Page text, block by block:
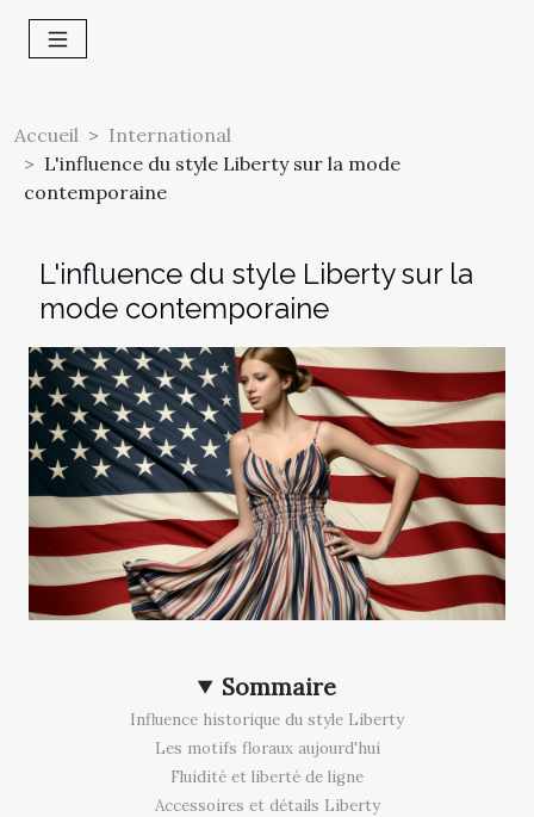
Accueil
International
L'influence du style Liberty sur la mode
contemporaine
L'influence du style Liberty sur la
mode contemporaine
Sommaire
Influence historique du style Liberty
Les motifs floraux aujourd'hui
Fluidité et liberté de ligne
Accessoires et détails Liberty